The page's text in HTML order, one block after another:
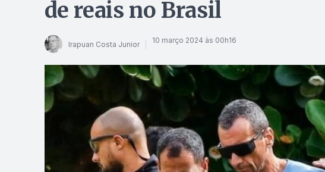
de reais no Brasil
Irapuan Costa Junior 10 março 2024 às 00h16